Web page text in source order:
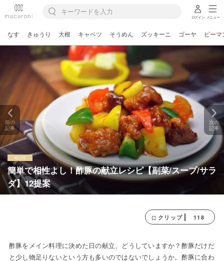
ログイン メニュー
なす きゅうり 大根 キャベツ そうめん ズッキーニ ゴーヤ ピーマ
簡単で相性よし！酢豚の献立レシピ【副菜/スープ/サラ
ダ】12提案
前の
記事
次の
記事
クリップ 118
酢豚をメイン料理に決めた日の献立、どうしていますか？酢豚だけだ
と少し物足りないという方も多いのではないでしょうか。酢豚に合わ